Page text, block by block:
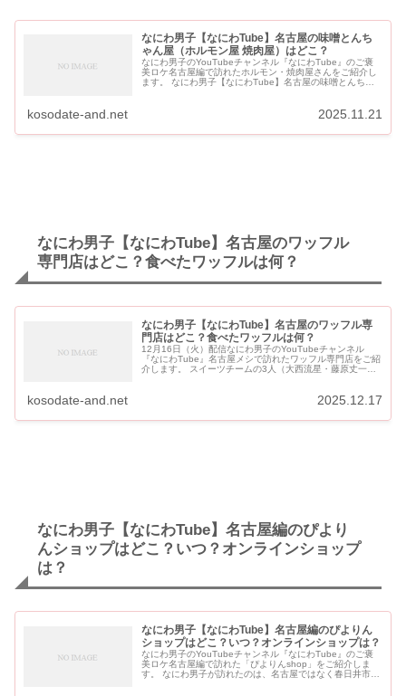
なにわ男子【なにわTube】名古屋の味噌とんち
ゃん屋（ホルモン屋 焼肉屋）はどこ？
なにわ男子のYouTubeチャンネル『なにわTube』のご褒
美ロケ名古屋編で訪れたホルモン・焼肉屋さんをご紹介し
ます。 なにわ男子【なにわTube】名古屋の味噌とんちゃ
kosodate-and.net 2025.11.21
なにわ男子【なにわTube】名古屋のワッフル
専門店はどこ？食べたワッフルは何？
なにわ男子【なにわTube】名古屋のワッフル専
門店はどこ？食べたワッフルは何？
12月16日（火）配信なにわ男子のYouTubeチャンネル
『なにわTube』名古屋メシで訪れたワッフル専門店をご紹
介します。 スイーツチームの3人（大西流星・藤原丈一
kosodate-and.net 2025.12.17
なにわ男子【なにわTube】名古屋編のぴより
んショップはどこ？いつ？オンラインショップ
は？
なにわ男子【なにわTube】名古屋編のぴよりん
ショップはどこ？いつ？オンラインショップは？
なにわ男子のYouTubeチャンネル『なにわTube』のご褒
美ロケ名古屋編で訪れた「ぴよりんshop」をご紹介しま
す。 なにわ男子が訪れたのは、名古屋ではなく春日井市・